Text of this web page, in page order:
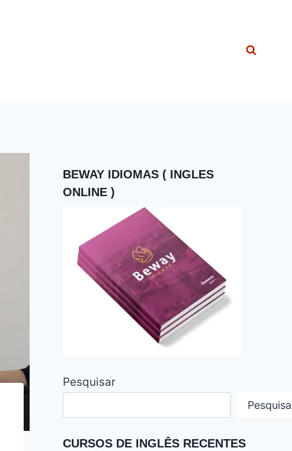
BEWAY IDIOMAS ( INGLES
ONLINE )
Pesquisar
CURSOS DE INGLÊS RECENTES